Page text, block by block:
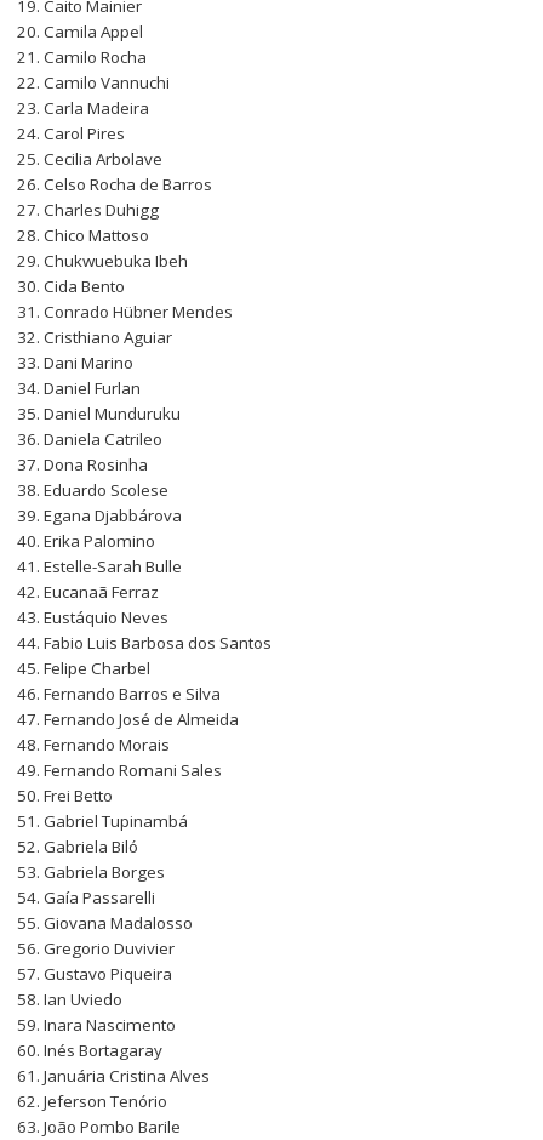
Caito Mainier
Camila Appel
Camilo Rocha
Camilo Vannuchi
Carla Madeira
Carol Pires
Cecilia Arbolave
Celso Rocha de Barros
Charles Duhigg
Chico Mattoso
Chukwuebuka Ibeh
Cida Bento
Conrado Hübner Mendes
Cristhiano Aguiar
Dani Marino
Daniel Furlan
Daniel Munduruku
Daniela Catrileo
Dona Rosinha
Eduardo Scolese
Egana Djabbárova
Erika Palomino
Estelle-Sarah Bulle
Eucanaã Ferraz
Eustáquio Neves
Fabio Luis Barbosa dos Santos
Felipe Charbel
Fernando Barros e Silva
Fernando José de Almeida
Fernando Morais
Fernando Romani Sales
Frei Betto
Gabriel Tupinambá
Gabriela Biló
Gabriela Borges
Gaía Passarelli
Giovana Madalosso
Gregorio Duvivier
Gustavo Piqueira
Ian Uviedo
Inara Nascimento
Inés Bortagaray
Januária Cristina Alves
Jeferson Tenório
João Pombo Barile